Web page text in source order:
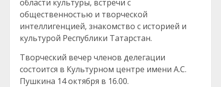
области культуры, встречи с
общественностью и творческой
интеллигенцией, знакомство с историей и
культурой Республики Татарстан.
Творческий вечер членов делегации
состоится в Культурном центре имени А.С.
Пушкина 14 октября в 16.00.